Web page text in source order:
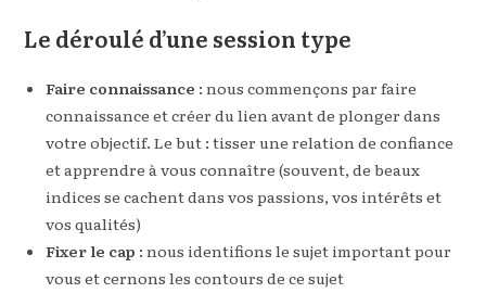
Le déroulé d’une session type
Faire connaissance : nous commençons par faire
connaissance et créer du lien avant de plonger dans
votre objectif. Le but : tisser une relation de confiance
et apprendre à vous connaître (souvent, de beaux
indices se cachent dans vos passions, vos intérêts et
vos qualités)
Fixer le cap : nous identifions le sujet important pour
vous et cernons les contours de ce sujet